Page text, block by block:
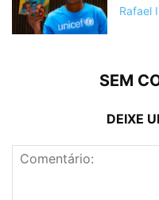
Rafael
SEM
DEIXE